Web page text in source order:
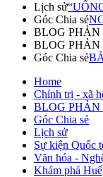
Lịch sử
Góc Chia sẻ
BLOG PHẢN
BLOG PHẢN
Góc Chia sẻ
Home
Chính trị - xã
BLOG PHẢN
Góc Chia sẻ
Lịch sử
Sự kiện Quốc
Văn hóa -
Khám phá Huế